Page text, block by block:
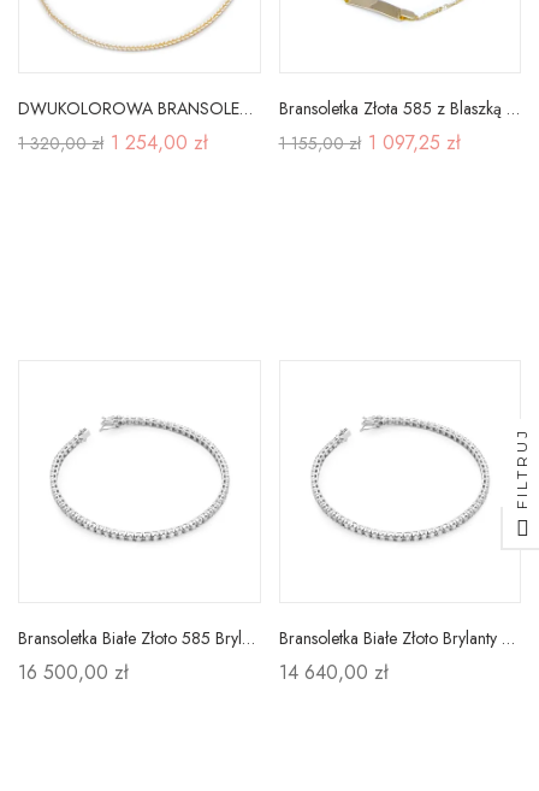
DWUKOLOROWA BRANSOLETKA 585 LISI OGON 18cm
1 320,00 zł 1 254,00 zł
Bransoletka Złota 585 z Blaszką Grawer Dla Dziecka
1 155,00 zł 1 097,25 zł
Bransoletka Białe Złoto 585 Brylant 1,98ct Prezent
16 500,00 zł
Bransoletka Białe Złoto Brylanty 1,77ct Próba 585
14 640,00 zł
FILTRUJ